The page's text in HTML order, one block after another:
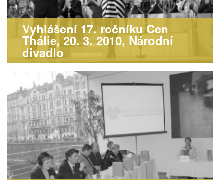
Vyhlášení 17. ročníku Cen
Thálie, 20. 3. 2010, Národní
divadlo